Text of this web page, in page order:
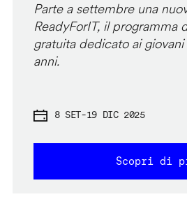
Parte a settembre una
ReadyForIT, il programma
gratuita dedicato ai giovani
anni.
8 SET-19 DIC 2025
Scopri di